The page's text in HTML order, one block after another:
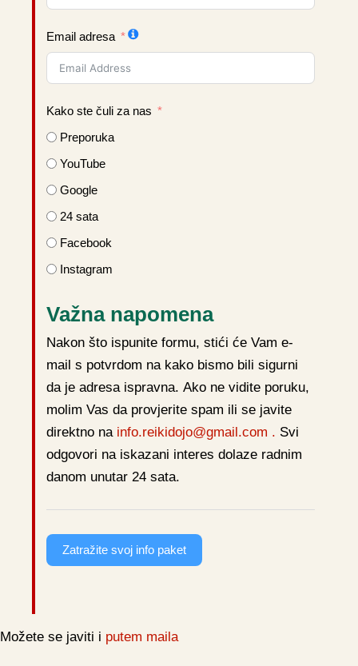
Email adresa
Kako ste čuli za nas
Preporuka
YouTube
Google
24 sata
Facebook
Instagram
Važna napomena
Nakon što ispunite formu, stići će Vam e-
mail s potvrdom na kako bismo bili sigurni
da je adresa ispravna. Ako ne vidite poruku,
molim Vas da provjerite spam ili se javite
direktno na info.reikidojo@gmail.com . Svi
odgovori na iskazani interes dolaze radnim
danom unutar 24 sata.
Zatražite svoj info paket
Možete se javiti i putem maila